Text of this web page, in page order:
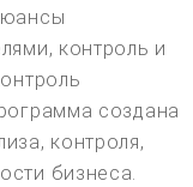
контроль и
создана
контроля,
бизнеса.